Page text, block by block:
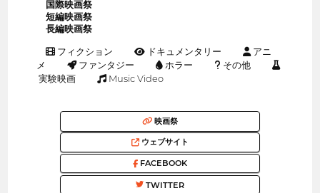
国際映画祭
短編映画祭
長編映画祭
フィクション ドキュメンタリー
アニ
メ
ファンタジー ホラー
その他
実験映画
Music Video
映画祭
ウェブサイト
FACEBOOK
TWITTER